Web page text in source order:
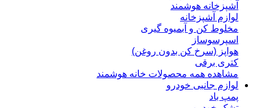
آشپزخانه هوشمند
لوازم آشپزخانه
مخلوط کن و آبمیوه گیری
اسپرسوساز
هواپز (سرخ کن بدون روغن)
کتری برقی
مشاهده همه محصولات خانه هوشمند
لوازم جانبی خودرو
پمپ باد